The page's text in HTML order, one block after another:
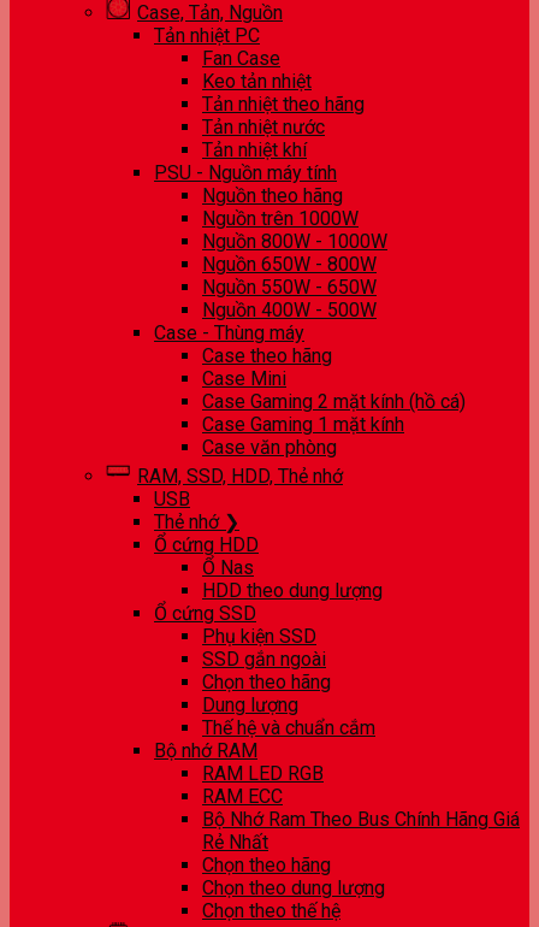
Case, Tản, Nguồn
Tản nhiệt PC
Fan Case
Keo tản nhiệt
Tản nhiệt theo hãng
Tản nhiệt nước
Tản nhiệt khí
PSU - Nguồn máy tính
Nguồn theo hãng
Nguồn trên 1000W
Nguồn 800W - 1000W
Nguồn 650W - 800W
Nguồn 550W - 650W
Nguồn 400W - 500W
Case - Thùng máy
Case theo hãng
Case Mini
Case Gaming 2 mặt kính (hồ cá)
Case Gaming 1 mặt kính
Case văn phòng
RAM, SSD, HDD, Thẻ nhớ
USB
Thẻ nhớ ❯
Ổ cứng HDD
Ổ Nas
HDD theo dung lượng
Ổ cứng SSD
Phụ kiện SSD
SSD gắn ngoài
Chọn theo hãng
Dung lượng
Thế hệ và chuẩn cắm
Bộ nhớ RAM
RAM LED RGB
RAM ECC
Bộ Nhớ Ram Theo Bus Chính Hãng Giá
Rẻ Nhất
Chọn theo hãng
Chọn theo dung lượng
Chọn theo thế hệ